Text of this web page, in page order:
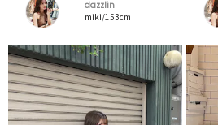
dazzlin
miki/153cm